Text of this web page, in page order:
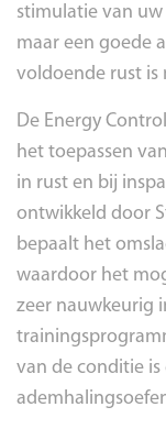
stimulatie van
maar een goede
voldoende rust is
De Energy
het toepassen
in rust en bij
ontwikkeld door
bepaalt het
waardoor het
zeer nauwkeurig
van de conditie